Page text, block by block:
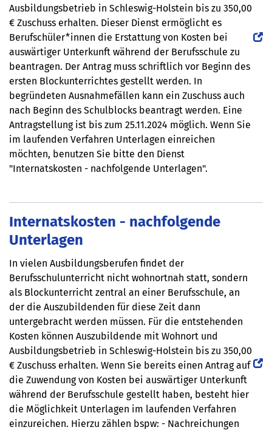
Ausbildungsbetrieb in Schleswig-Holstein bis zu 350,00
€ Zuschuss erhalten. Dieser Dienst ermöglicht es
Berufschüler*innen die Erstattung von Kosten bei
auswärtiger Unterkunft während der Berufsschule zu
beantragen. Der Antrag muss schriftlich vor Beginn des
ersten Blockunterrichtes gestellt werden. In
begründeten Ausnahmefällen kann ein Zuschuss auch
nach Beginn des Schulblocks beantragt werden. Eine
Antragstellung ist bis zum 25.11.2024 möglich. Wenn Sie
im laufenden Verfahren Unterlagen einreichen
möchten, benutzen Sie bitte den Dienst
"Internatskosten - nachfolgende Unterlagen".
Internatskosten - nachfolgende
Unterlagen
In vielen Ausbildungsberufen findet der
Berufsschulunterricht nicht wohnortnah statt, sondern
als Blockunterricht zentral an einer Berufsschule, an
der die Auszubildenden für diese Zeit dann
untergebracht werden müssen. Für die entstehenden
Kosten können Auszubildende mit Wohnort und
Ausbildungsbetrieb in Schleswig-Holstein bis zu 350,00
€ Zuschuss erhalten. Wenn Sie bereits einen Antrag auf
die Zuwendung von Kosten bei auswärtiger Unterkunft
während der Berufsschule gestellt haben, besteht hier
die Möglichkeit Unterlagen im laufenden Verfahren
einzureichen. Hierzu zählen bspw: - Nachreichungen